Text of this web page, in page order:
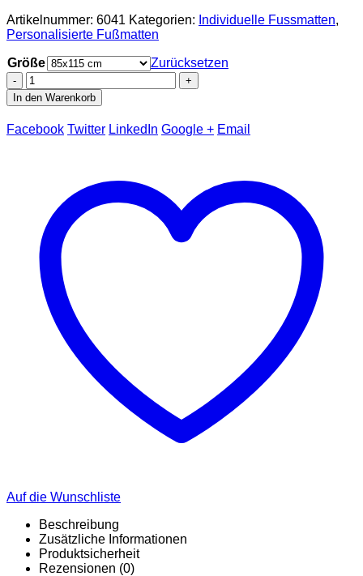
Artikelnummer: 6041 Kategorien: Individuelle Fussmatten,
Personalisierte Fußmatten
Größe Zurücksetzen
-
+
In den Warenkorb
Facebook Twitter LinkedIn Google + Email
Auf die Wunschliste
Beschreibung
Zusätzliche Informationen
Produktsicherheit
Rezensionen (0)